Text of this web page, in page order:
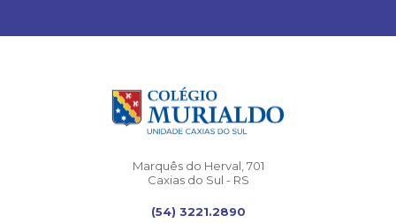
Marquês do Herval, 701
Caxias do Sul - RS
(54) 3221.2890